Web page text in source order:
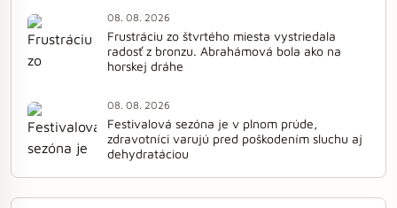
08. 08. 2026
Frustráciu zo štvrtého miesta vystriedala
radosť z bronzu. Abrahámová bola ako na
horskej dráhe
08. 08. 2026
Festivalová sezóna je v plnom prúde,
zdravotníci varujú pred poškodením sluchu aj
dehydratáciou